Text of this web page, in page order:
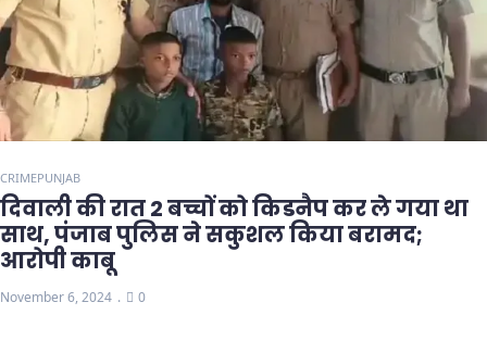
CRIMEPUNJAB
दिवाली की रात 2 बच्चों को किडनैप कर ले गया था
साथ, पंजाब पुलिस ने सकुशल किया बरामद;
आरोपी काबू
November 6, 2024 0